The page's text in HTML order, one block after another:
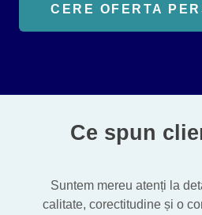
CERE OFERTA
Ce spun
Suntem mereu atenți la
calitate, corectitudine și o